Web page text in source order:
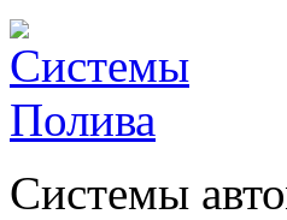
Системы